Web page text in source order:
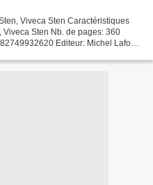
Viveca Sten Caractéristiques
Sten Nb. de pages: 360
Editeur: Michel Lafon